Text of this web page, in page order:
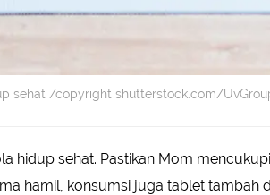
sehat /copyright shutterstock.com/
hidup sehat. Pastikan Mom
hamil, konsumsi juga tablet tambah